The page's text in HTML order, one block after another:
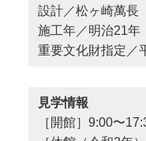
設計／松ヶ崎萬長
施工年／明治21年
重要文化財指定／
見学情報
［開館］9:00〜